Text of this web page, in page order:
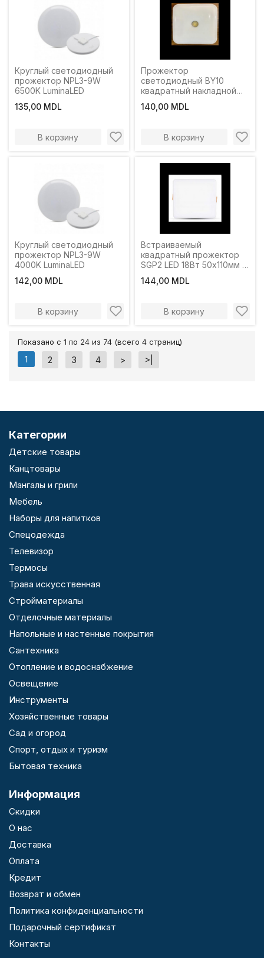
Круглый светодиодный
прожектор NPL3-9W
6500K LuminaLED
135,00 MDL
В корзину
Прожектор
светодиодный BY10
квадратный накладной
LuminaLED
140,00 MDL
В корзину
Круглый светодиодный
прожектор NPL3-9W
4000K LuminaLED
142,00 MDL
В корзину
Встраиваемый
квадратный прожектор
SGP2 LED 18Вт 50х110мм 3
144,00 MDL
В корзину
Показано с 1 по 24 из 74 (всего 4 страниц)
1 2 3 4 > >|
Категории
Детские товары
Канцтовары
Мангалы и грили
Мебель
Наборы для напитков
Спецодежда
Телевизор
Термосы
Трава искусственная
Стройматериалы
Отделочные материалы
Напольные и настенные покрытия
Сантехника
Отопление и водоснабжение
Освещение
Инструменты
Хозяйственные товары
Сад и огород
Спорт, отдых и туризм
Бытовая техника
Информация
Скидки
О нас
Доставка
Оплата
Кредит
Возврат и обмен
Политика конфиденциальности
Подарочный сертификат
Контакты